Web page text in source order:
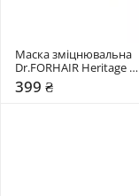
Маска зміцнювальна
Dr.FORHAIR Heritage
Treatment Earl Grey Bliss
399 ₴